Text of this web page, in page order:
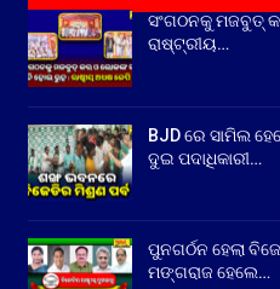
ସଂଗଠନକୁ ମଜବୁତ୍
ରାଷ୍ଟ୍ରୀୟ…
BJD ରେ ସାମିଲ
ଦୁଇ ପଦାଧିକାରୀ…
ପୁନଗର୍ଠନ ହେଲା
ମଙ୍ଗରାଜ ହେଲେ…